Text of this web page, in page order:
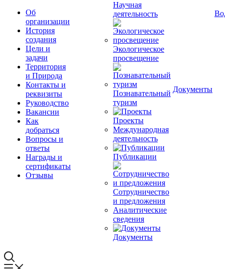
Об
организации
История
создания
Цели и
задачи
Территория
и Природа
Контакты и
реквизиты
Руководство
Вакансии
Как
добраться
Вопросы и
ответы
Награды и
сертификаты
Отзывы
Научная
деятельность
Экологическое
просвещение
Познавательный
туризм
Проекты
Международная
деятельность
Публикации
Сотрудничество
и предложения
Аналитические
сведения
Документы
Документы